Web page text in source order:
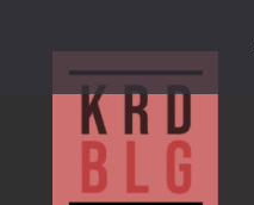
…
another
simple
Kraftrad